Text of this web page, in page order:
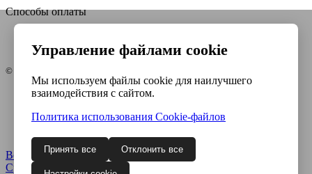
Управление файлами cookie
Мы используем файлы cookie для наилучшего
взаимодействия с сайтом.
Политика использования Сookie-файлов
Принять все Отклонить все
Способы оплаты
© Интернет-магазин Евро-инструмент, 2026
Контакты
Политика конфиденциальности
Войти
Регистрация
Сравнение